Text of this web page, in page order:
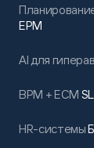
EPM
AI для
BPM + ECM
HR-системы